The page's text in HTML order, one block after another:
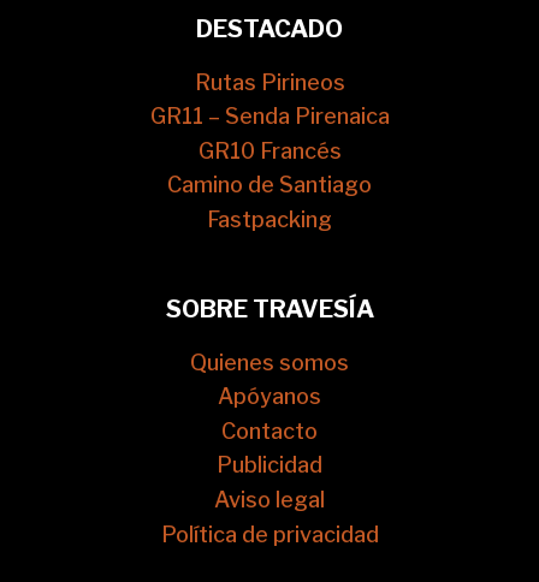
DESTACADO
Rutas Pirineos
GR11 – Senda Pirenaica
GR10 Francés
Camino de Santiago
Fastpacking
SOBRE TRAVESÍA
Quienes somos
Apóyanos
Contacto
Publicidad
Aviso legal
Política de privacidad